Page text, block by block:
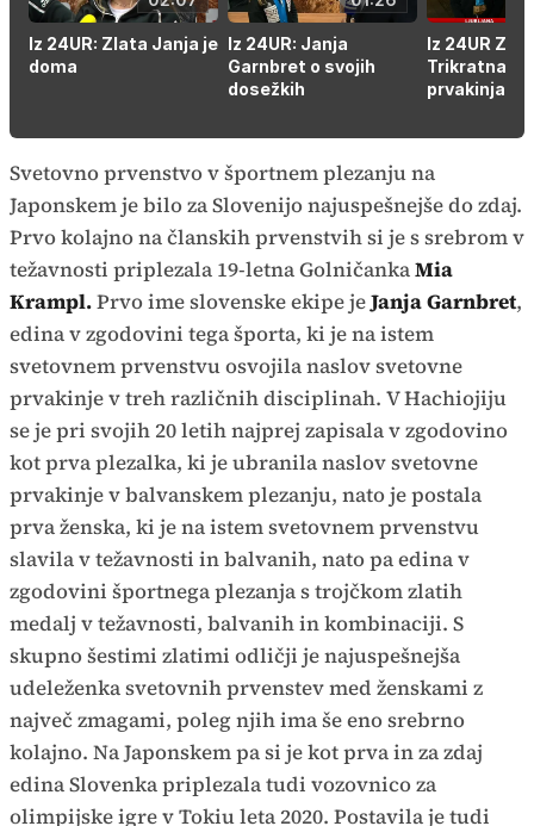
Iz 24UR: Zlata Janja je
doma
Iz 24UR: Janja
Garnbret o svojih
dosežkih
Iz 24UR
Trikratna
prvakinja je
Svetovno prvenstvo v športnem plezanju na
Japonskem je bilo za Slovenijo najuspešnejše do zdaj.
Prvo kolajno na članskih prvenstvih si je s srebrom v
težavnosti priplezala 19-letna GolničankaMia
Krampl.Prvo ime slovenske ekipe jeJanja Garnbret,
edina v zgodovini tega športa, ki je na istem
svetovnem prvenstvu osvojila naslov svetovne
prvakinje v treh različnih disciplinah. V Hachiojiju
se je pri svojih 20 letih najprej zapisala v zgodovino
kot prva plezalka, ki je ubranila naslov svetovne
prvakinje v balvanskem plezanju, nato je postala
prva ženska, ki je na istem svetovnem prvenstvu
slavila v težavnosti in balvanih, nato pa edina v
zgodovini športnega plezanja s trojčkom zlatih
medalj v težavnosti, balvanih in kombinaciji. S
skupno šestimi zlatimi odličji je najuspešnejša
udeleženka svetovnih prvenstev med ženskami z
največ zmagami, poleg njih ima še eno srebrno
kolajno. Na Japonskem pa si je kot prva in za zdaj
edina Slovenka priplezala tudi vozovnico za
olimpijske igre v Tokiu leta 2020. Postavila je tudi